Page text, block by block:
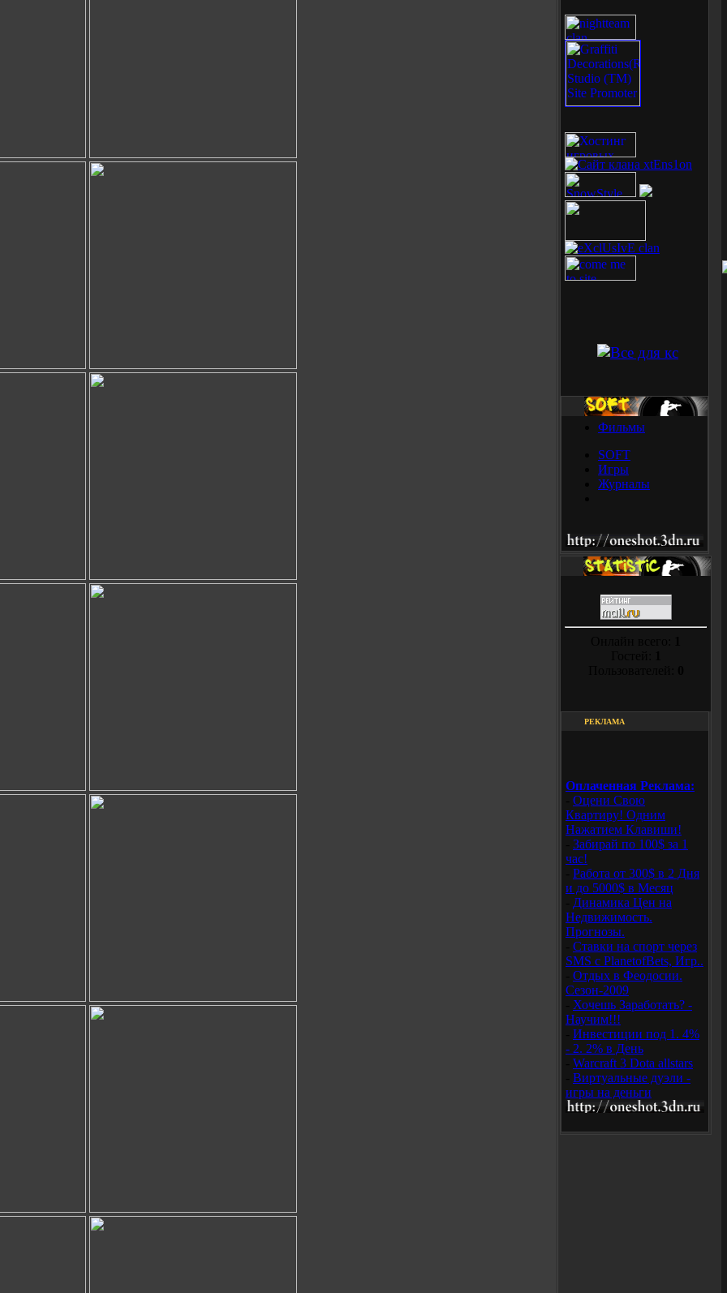
Фильмы
SOFT
Игры
Журналы
РЕКЛАМА
Оплаченная Реклама:
Оцени Свою
Квартиру! Одним
Нажатием Клавиши!
Забирай по 100$ за 1
час!
Работа от 300$ в 2 Дня
и до 5000$ в Месяц
Динамика Цен на
Недвижимость.
Прогнозы.
Ставки на спорт через
SMS с PlanetofBets, Игр..
Отдых в Феодосии.
Сезон-2009
Хочешь Заработать? -
Научим!!!
Инвестиции под 1. 4%
- 2. 2% в День
Warcraft 3 Dota аllstars
Виртуальные дуэли -
игры на деньги